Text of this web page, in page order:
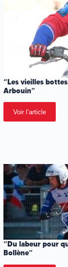
“Les vieilles
Arbouin”
Voir l’article
“Du labeur pour
Bollène”